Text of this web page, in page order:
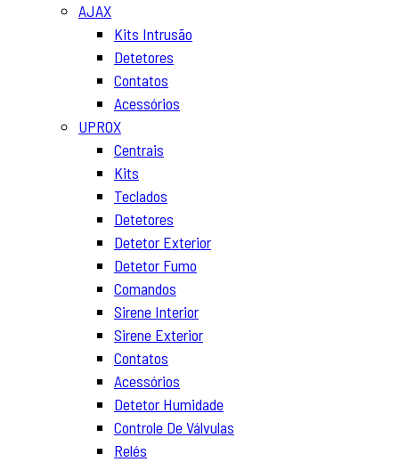
AJAX
Kits Intrusão
Detetores
Contatos
Acessórios
UPROX
Centrais
Kits
Teclados
Detetores
Detetor Exterior
Detetor Fumo
Comandos
Sirene Interior
Sirene Exterior
Contatos
Acessórios
Detetor Humidade
Controle De Válvulas
Relés